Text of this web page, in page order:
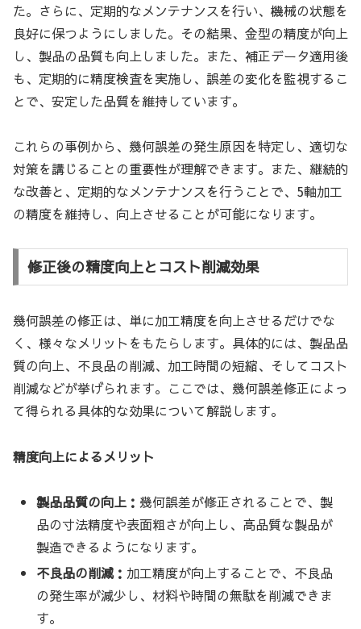
た。さらに、定期的なメンテナンスを行い、機械の状態を
良好に保つようにしました。その結果、金型の精度が向上
し、製品の品質も向上しました。また、補正データ適用後
も、定期的に精度検査を実施し、誤差の変化を監視するこ
とで、安定した品質を維持しています。
これらの事例から、幾何誤差の発生原因を特定し、適切な
対策を講じることの重要性が理解できます。また、継続的
な改善と、定期的なメンテナンスを行うことで、5軸加工
の精度を維持し、向上させることが可能になります。
修正後の精度向上とコスト削減効果
幾何誤差の修正は、単に加工精度を向上させるだけでな
く、様々なメリットをもたらします。具体的には、製品品
質の向上、不良品の削減、加工時間の短縮、そしてコスト
削減などが挙げられます。ここでは、幾何誤差修正によっ
て得られる具体的な効果について解説します。
精度向上によるメリット
製品品質の向上：幾何誤差が修正されることで、製
品の寸法精度や表面粗さが向上し、高品質な製品が
製造できるようになります。
不良品の削減： 加工精度が向上することで、不良品
の発生率が減少し、材料や時間の無駄を削減できま
す。